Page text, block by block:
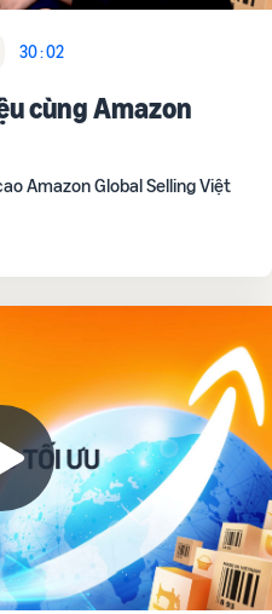
30 : 02
cùng Amazon
Amazon Global Selling Việt